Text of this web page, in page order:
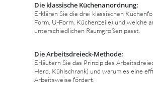
Die klassische Küchenanordnung:
Erklären Sie die drei klassischen
Form, U-Form, Küchenzeile) und welche
unterschiedlichen Raumgrößen passt.
Die Arbeitsdreieck-Methode:
Erläutern Sie das Prinzip des
Herd, Kühlschrank) und warum es eine
Arbeitsweise fördert.